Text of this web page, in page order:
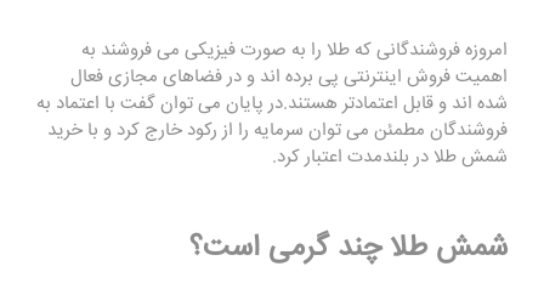
امروزه فروشندگانی که طلا را به صورت فیزیکی می فروشند به
اهمیت فروش اینترنتی پی برده اند و در فضاهای مجازی فعال
شده اند و قابل اعتمادتر هستند.در پایان می توان گفت با اعتماد به
فروشندگان مطمئن می توان سرمایه را از رکود خارج کرد و با خرید
شمش طلا در بلندمدت اعتبار کرد.
شمش طلا چند گرمی است؟